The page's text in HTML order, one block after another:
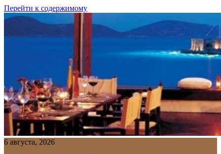
Перейти к содержимому
6 августа, 2026